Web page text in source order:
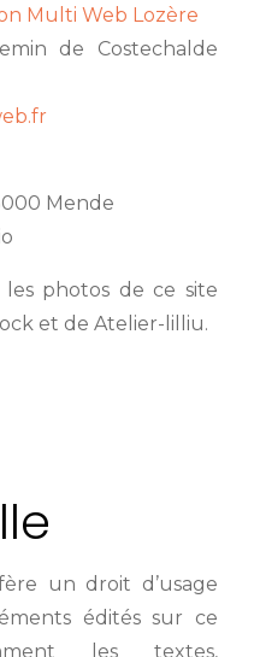
Multi Web Lozère
de Costechalde
Mende
les photos de ce site
et de Atelier-lilliu.
un droit d’usage
édités sur ce
les textes,